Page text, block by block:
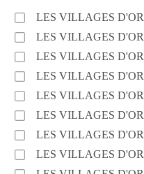
LES VILLAGES D'OR
LES VILLAGES D'OR
LES VILLAGES
LES VILLAGES D'OR
LES VILLAGES D'OR
LES VILLAGES D'OR
LES VILLAGES D'OR
LES VILLAGES D'OR